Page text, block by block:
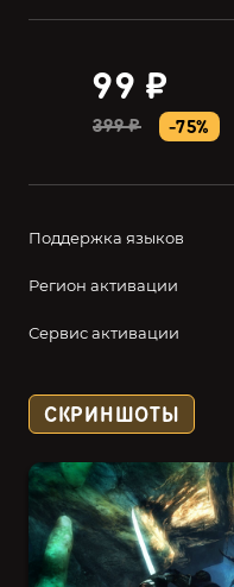
99 ₽
399 ₽ -75%
Поддержка языков
Регион активации
Сервис активации
СКРИНШОТЫ